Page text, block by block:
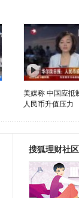
美媒称 中国应抵
人民币升值压力
搜狐理财社